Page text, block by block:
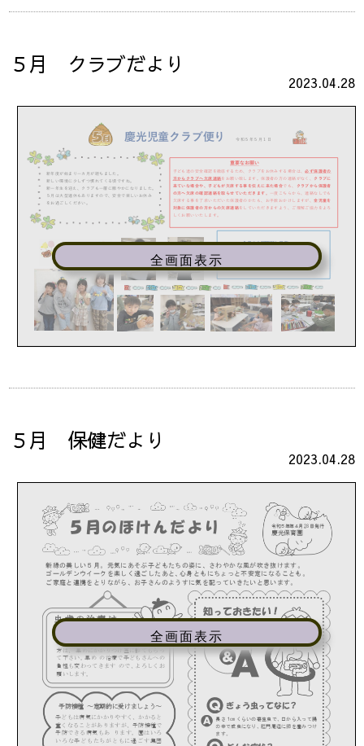
５月 クラブだより
2023.04.28
全画面表示
５月 保健だより
2023.04.28
全画面表示